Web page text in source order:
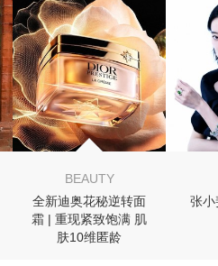
MIGHT LIKE 你可能喜欢
BEAUTY
全新迪奥花秘逆转面
霜 | 重现紧致饱满 肌
肤10维匿龄
张小